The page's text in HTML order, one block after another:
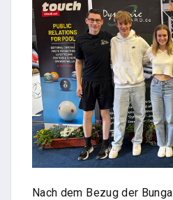
Nach dem Bezug der